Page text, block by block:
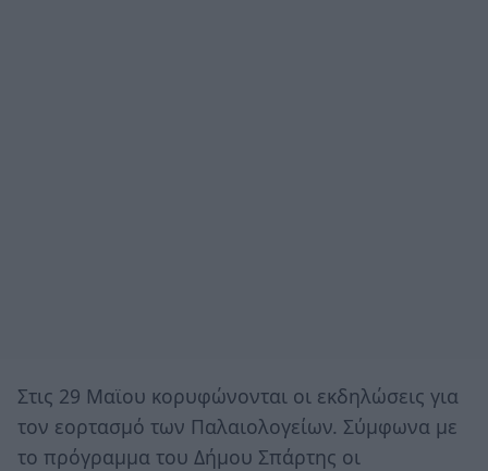
Στις 29 Μαϊου κορυφώνονται οι εκδηλώσεις για
τον εορτασμό των Παλαιολογείων. Σύμφωνα με
το πρόγραμμα του Δήμου Σπάρτης οι